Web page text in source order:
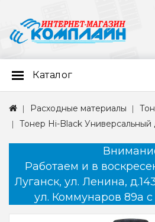
Каталог
Расходные материалы
Тонер Hi-Black Универсальный
Работаем и в
Луганск, ул. Ленина,
ул. Коммунаров 89а с